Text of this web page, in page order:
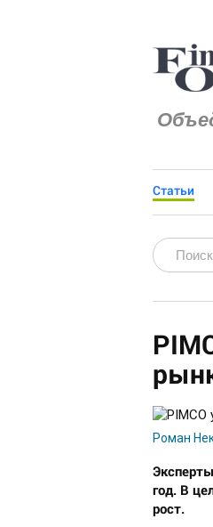
Статьи
Роман
год. В
рост.